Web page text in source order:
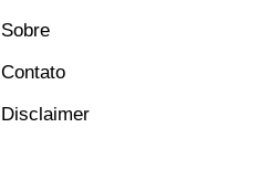
Sobre
Contato
Disclaimer